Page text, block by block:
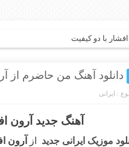
با دو کیفیت
دانلود آهنگ من حاضرم از
: ایرانی
آهنگ جدید آرون
موزیک ایرانی جدید از آرون